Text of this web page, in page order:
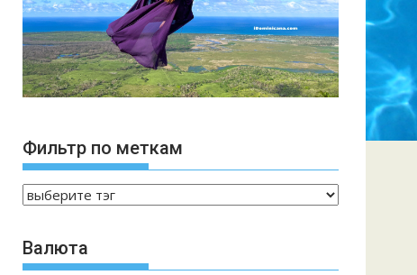
Фильтр по меткам
Валюта